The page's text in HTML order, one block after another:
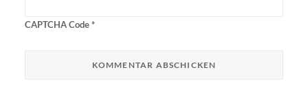
CAPTCHA Code*